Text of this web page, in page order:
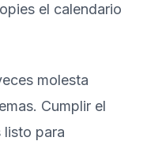
el calendario
molesta
Cumplir el
listo para